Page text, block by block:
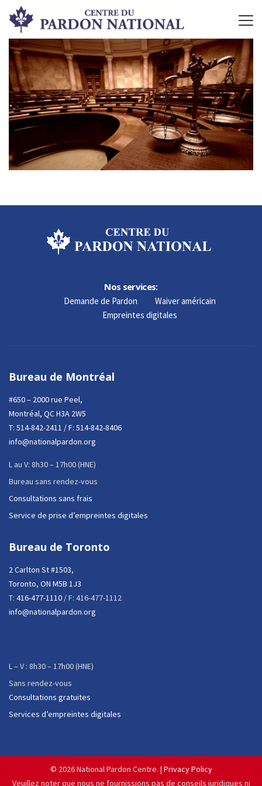
Nos services:
Demande de Pardon
Waiver américain
Empreintes digitales
Bureau de Montréal
#650 – 2000 rue Peel,
Montréal, QC H3A 2W5
T: 514-842-2411 / F: 514-842-8406
info@nationalpardon.org
L au V: 8h30 – 17h00 (HNE)
Bureau sans rendez-vous
Consultations sans frais
Service de prise d’empreintes digitales
Bureau de Toronto
2 Carlton St #1503,
Toronto, ON M5B 1J3
T: 416-477-1110 / F: 416-477-1112
info@nationalpardon.org
L – V : 8h30 – 17h00 (HNE)
Sans rendez-vous
Consultations gratuites
Services d’empreintes digitales
© 2026 National Pardon Centre. | Privacy Policy
Veuillez noter que nous ne fournissions pas de conseils juridiques ni